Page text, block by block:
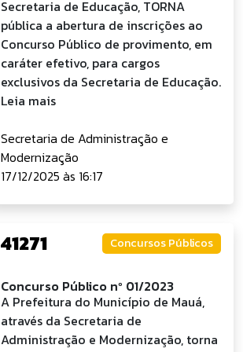
Secretaria de Educação, TORNA
pública a abertura de inscrições ao
Concurso Público de provimento, em
caráter efetivo, para cargos
exclusivos da Secretaria de Educação.
Leia mais
Secretaria de Administração e
Modernização
17/12/2025 às 16:17
41271 Concursos Públicos
Concurso Público nº 01/2023
A Prefeitura do Município de Mauá,
através da Secretaria de
Administração e Modernização, torna